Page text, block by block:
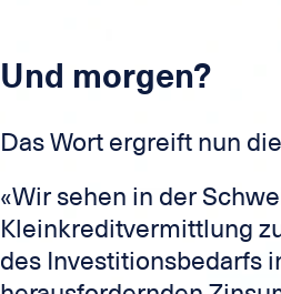
Und morgen?
Das Wort ergreift nun
«Wir sehen in der
Kleinkreditvermittlung
des Investitionsbedarfs